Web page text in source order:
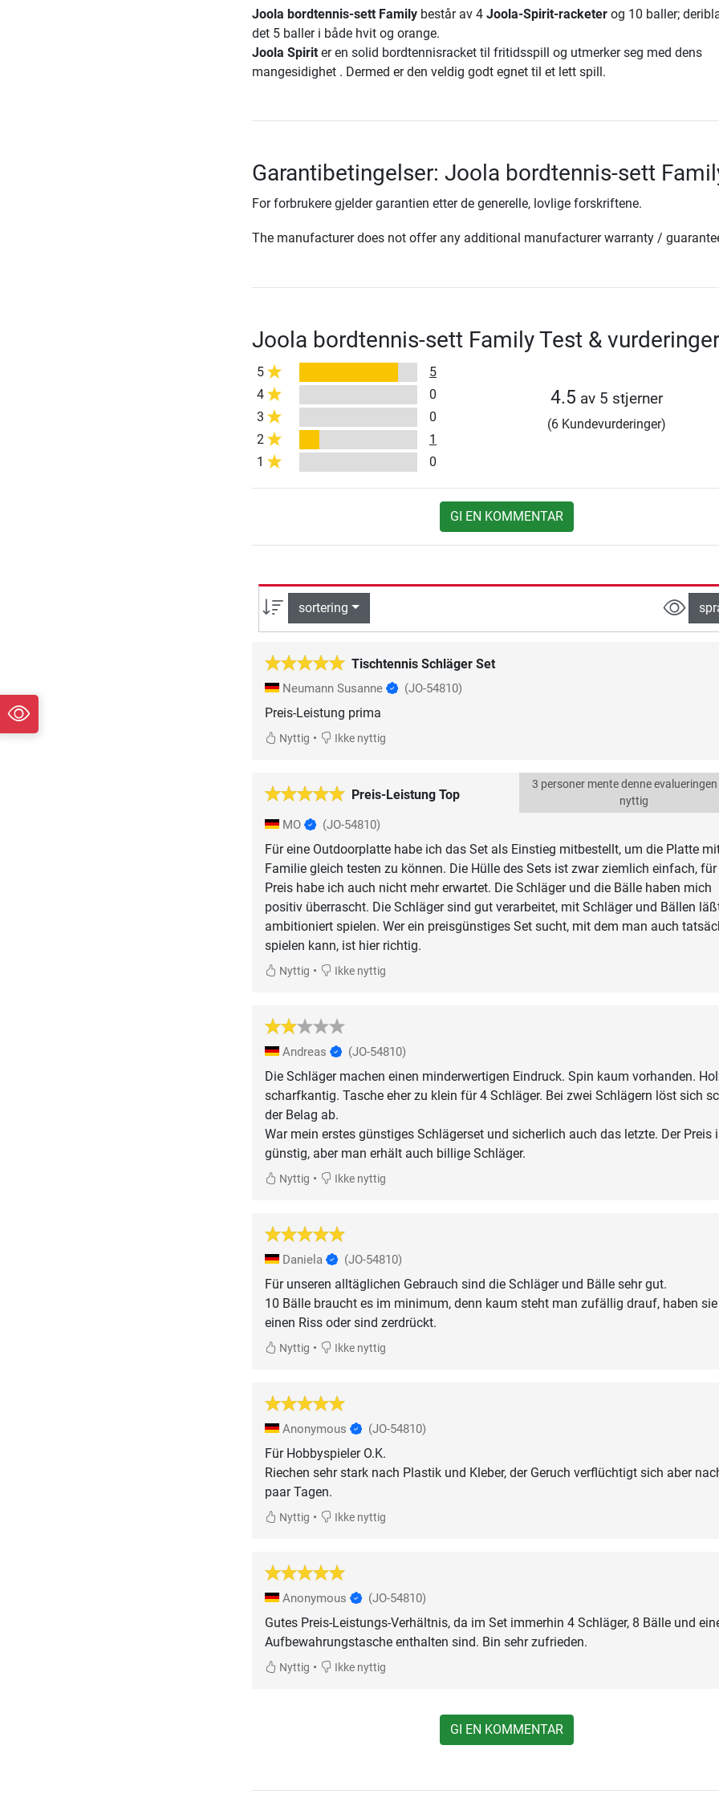
Joola bordtennis-sett Familybestår av 4 Joola-Spirit-racketerog 10 baller;
det 5 baller i både hvit og orange.
Joola Spiriter en solid bordtennisracket til fritidsspill og utmerker seg med dens
mangesidighet . Dermed er den veldig godt egnet til et lett spill.
Garantibetingelser: Joola bordtennis-sett
For forbrukere gjelder garantien etter de generelle, lovlige forskriftene.
The manufacturer does not offer any additional manufacturer warranty /
Joola bordtennis-sett Family Test & vurderinger
5
5
4
0
3
0
2
1
1
0
4.5 av 5 stjerner
(6 Kundevurderinger)
GI EN KOMMENTAR
sortering
Tischtennis Schläger Set
Neumann Susanne (JO-54810)
Preis-Leistung prima
Nyttig • Ikke nyttig
Preis-Leistung Top
3 personer mente denne
nyttig
MO (JO-54810)
Für eine Outdoorplatte habe ich das Set als Einstieg mitbestellt, um die Platte
Familie gleich testen zu können. Die Hülle des Sets ist zwar ziemlich einfach, für
Preis habe ich auch nicht mehr erwartet. Die Schläger und die Bälle haben mich
positiv überrascht. Die Schläger sind gut verarbeitet, mit Schläger und Bällen
ambitioniert spielen. Wer ein preisgünstiges Set sucht, mit dem man auch
spielen kann, ist hier richtig.
Nyttig • Ikke nyttig
Andreas (JO-54810)
Die Schläger machen einen minderwertigen Eindruck. Spin kaum vorhanden.
scharfkantig. Tasche eher zu klein für 4 Schläger. Bei zwei Schlägern löst sich
der Belag ab.
War mein erstes günstiges Schlägerset und sicherlich auch das letzte. Der Preis
günstig, aber man erhält auch billige Schläger.
Nyttig • Ikke nyttig
Daniela (JO-54810)
Für unseren alltäglichen Gebrauch sind die Schläger und Bälle sehr gut.
10 Bälle braucht es im minimum, denn kaum steht man zufällig drauf, haben sie
einen Riss oder sind zerdrückt.
Nyttig • Ikke nyttig
Anonymous (JO-54810)
Für Hobbyspieler O.K.
Riechen sehr stark nach Plastik und Kleber, der Geruch verflüchtigt sich aber
Nyttig • Ikke nyttig
Anonymous (JO-54810)
Gutes Preis-Leistungs-Verhältnis, da im Set immerhin 4 Schläger, 8 Bälle und
Aufbewahrungstasche enthalten sind. Bin sehr zufrieden.
Nyttig • Ikke nyttig
GI EN KOMMENTAR